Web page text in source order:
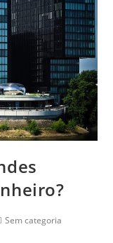
Sem categoria